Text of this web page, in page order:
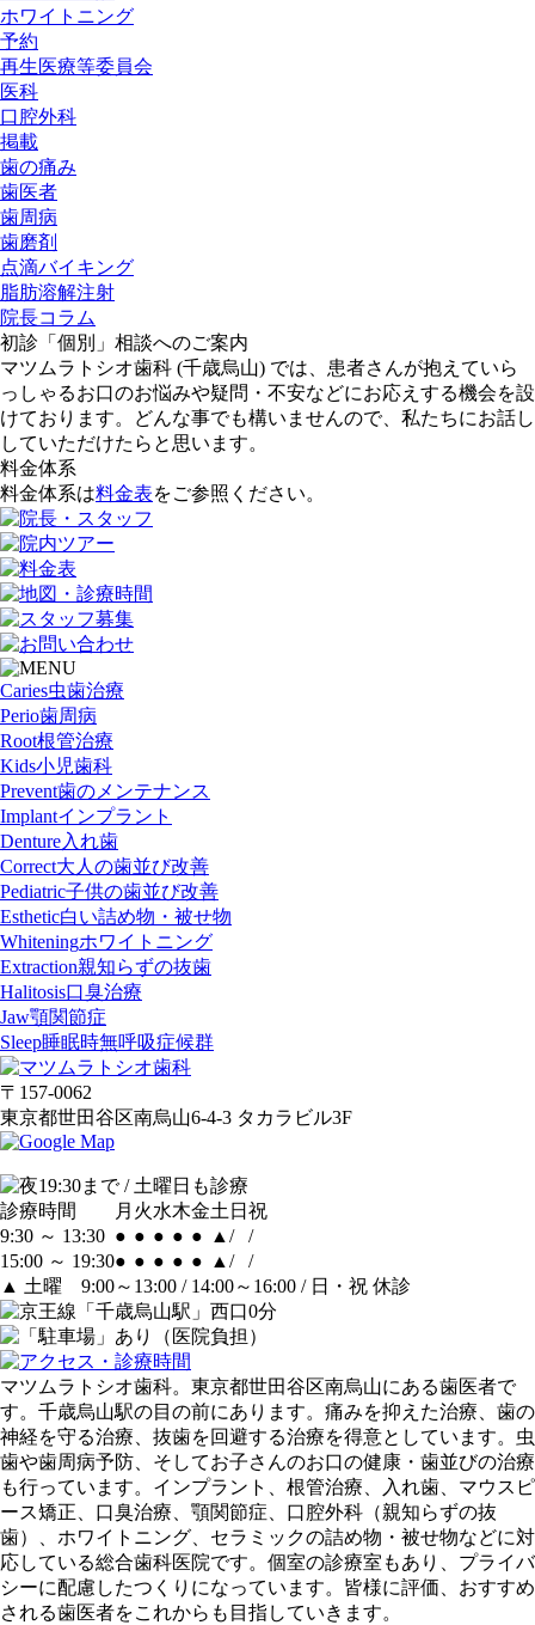
ホワイトニング
予約
再生医療等委員会
医科
口腔外科
掲載
歯の痛み
歯医者
歯周病
歯磨剤
点滴バイキング
脂肪溶解注射
院長コラム
初診「個別」相談へのご案内
マツムラトシオ歯科 (千歳烏山) では、患者さんが抱えていら
っしゃるお口のお悩みや疑問・不安などにお応えする機会を設
けております。どんな事でも構いませんので、私たちにお話し
していただけたらと思います。
料金体系
料金体系は料金表をご参照ください。
Caries虫歯治療
Perio歯周病
Root根管治療
Kids小児歯科
Prevent歯のメンテナンス
Implantインプラント
Denture入れ歯
Correct大人の歯並び改善
Pediatric子供の歯並び改善
Esthetic白い詰め物・被せ物
Whiteningホワイトニング
Extraction親知らずの抜歯
Halitosis口臭治療
Jaw顎関節症
Sleep睡眠時無呼吸症候群
〒157-0062
東京都世田谷区南烏山6-4-3 タカラビル3F
診療時間 月 火水木金土 日 祝
9:30 ～ 13:30 ● ● ● ● ● ▲ /
/
15:00 ～ 19:30● ● ● ● ● ▲ /
/
▲ 土曜 9:00～13:00 / 14:00～16:00 / 日・祝 休診
マツムラトシオ歯科。東京都世田谷区南烏山にある歯医者で
す。千歳烏山駅の目の前にあります。痛みを抑えた治療、歯の
神経を守る治療、抜歯を回避する治療を得意としています。虫
歯や歯周病予防、そしてお子さんのお口の健康・歯並びの治療
も行っています。インプラント、根管治療、入れ歯、マウスピ
ース矯正、口臭治療、顎関節症、口腔外科（親知らずの抜
歯）、ホワイトニング、セラミックの詰め物・被せ物などに対
応している総合歯科医院です。個室の診療室もあり、プライバ
シーに配慮したつくりになっています。皆様に評価、おすすめ
される歯医者をこれからも目指していきます。